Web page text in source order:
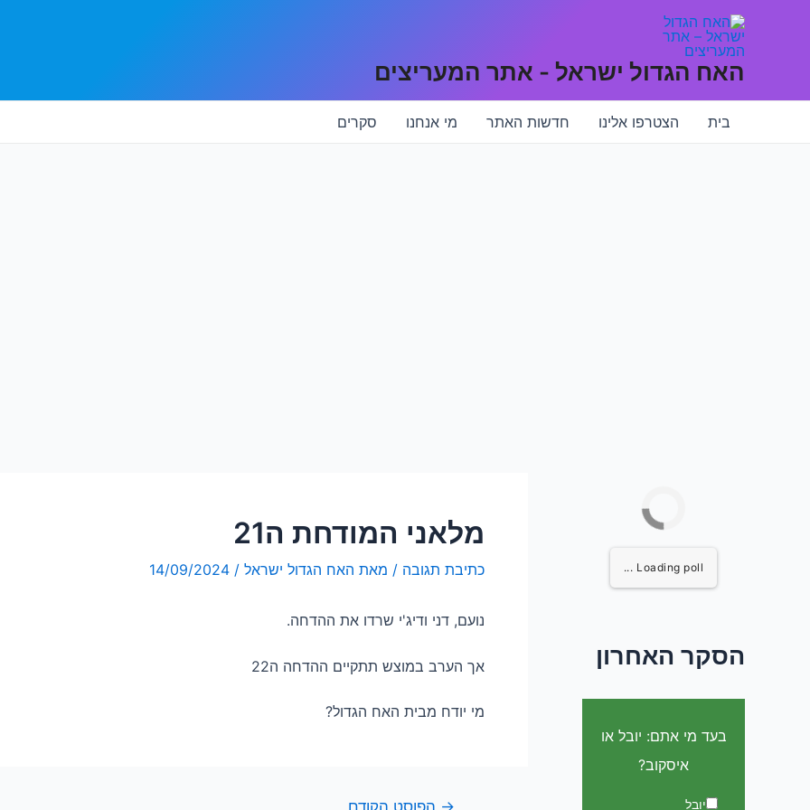
האח הגדול ישראל - אתר המעריצים
בית הצטרפו אלינו חדשות האתר מי אנחנו סקרים
Loading poll ...
הסקר האחרון
בעד מי אתם: יובל או
איסקוב?
יובל
מלאני המודחת ה21
כתיבת תגובה / מאת האח הגדול ישראל /
14/09/2024
נועם, דני ודיג'י שרדו את ההדחה.
אך הערב במוצש תתקיים ההדחה ה22
מי יודח מבית האח הגדול?
→ הפוסט הקודם